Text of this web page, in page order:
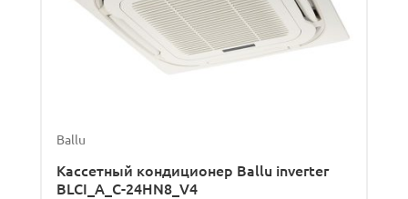
Ballu
Кассетный кондиционер Ballu inverter
BLCI_A_C-24HN8_V4